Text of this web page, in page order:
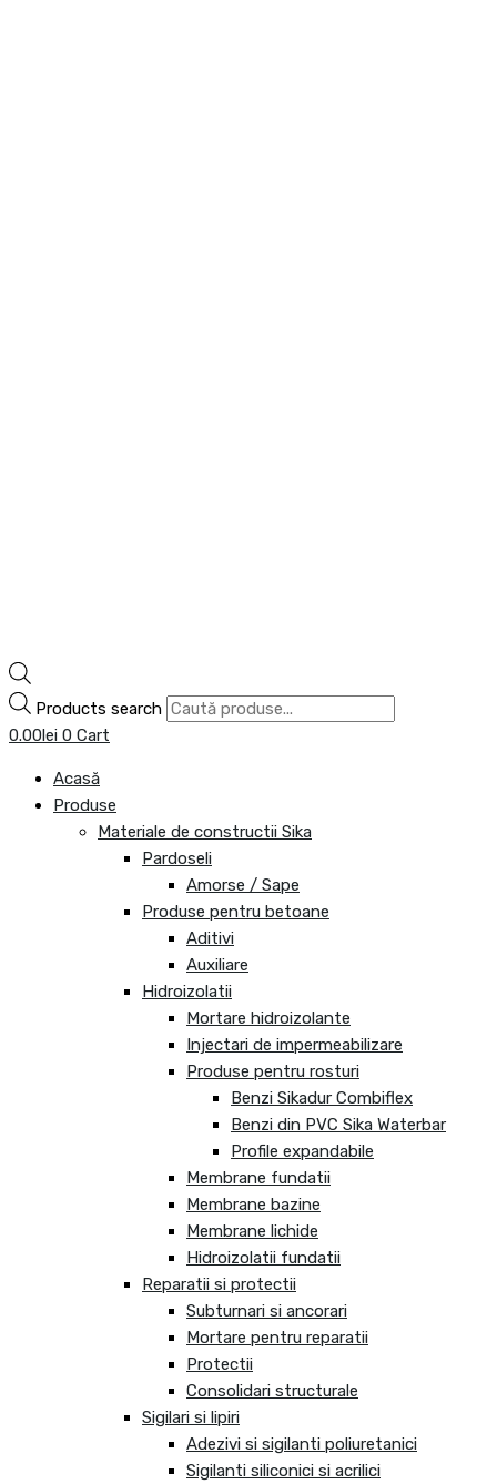
Products search
0.00lei 0 Cart
Acasă
Produse
Materiale de constructii Sika
Pardoseli
Amorse / Sape
Produse pentru betoane
Aditivi
Auxiliare
Hidroizolatii
Mortare hidroizolante
Injectari de impermeabilizare
Produse pentru rosturi
Benzi Sikadur Combiflex
Benzi din PVC Sika Waterbar
Profile expandabile
Membrane fundatii
Membrane bazine
Membrane lichide
Hidroizolatii fundatii
Reparatii si protectii
Subturnari si ancorari
Mortare pentru reparatii
Protectii
Consolidari structurale
Sigilari si lipiri
Adezivi si sigilanti poliuretanici
Sigilanti siliconici si acrilici